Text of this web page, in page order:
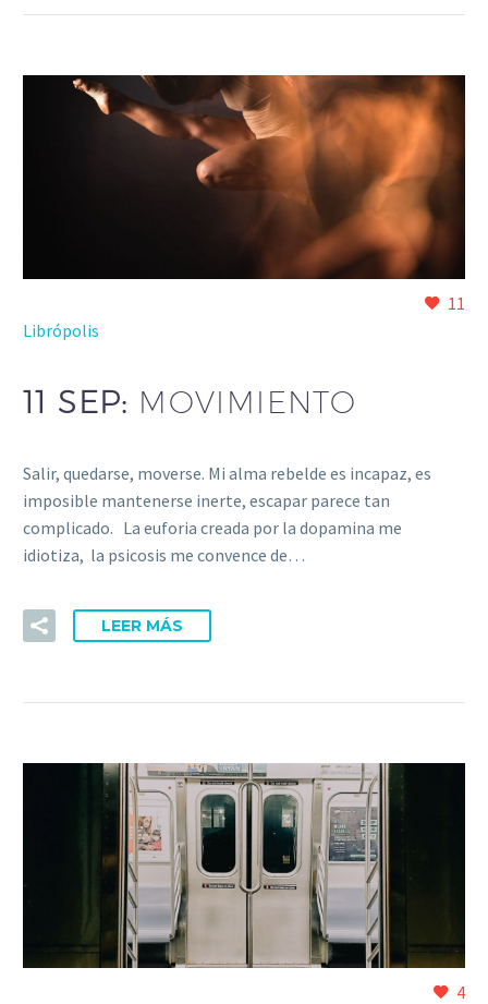
11
Librópolis
11 SEP: MOVIMIENTO
Salir, quedarse, moverse. Mi alma rebelde es incapaz, es
imposible mantenerse inerte, escapar parece tan
complicado. La euforia creada por la dopamina me
idiotiza, la psicosis me convence de…
LEER MÁS
4